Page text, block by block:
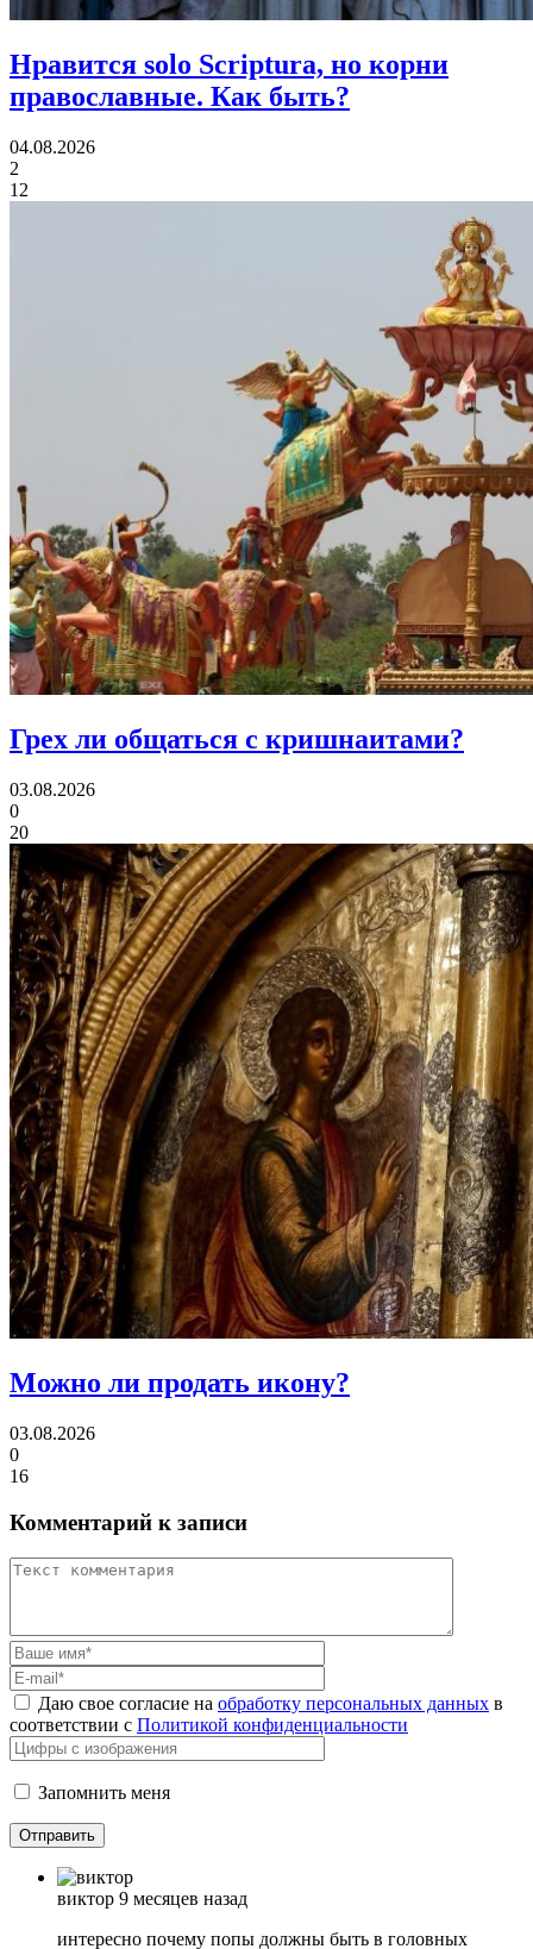
Нравится solo Scriptura, но корни
православные. Как быть?
04.08.2026
2
12
Грех ли общаться с кришнаитами?
03.08.2026
0
20
Можно ли продать икону?
03.08.2026
0
16
Комментарий к записи
Даю свое согласие на обработку персональных данных в
соответствии с Политикой конфиденциальности
Запомнить меня
виктор 9 месяцев назад
интересно почему попы должны быть в головных